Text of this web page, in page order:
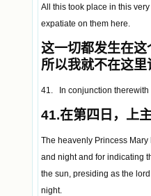
All this took place in this
expatiate on them here.
这一切都发生在
所以我就不在这里
41. In conjunction therewith
41.在第四日，上
The heavenly Princess
and night and for indicating
the sun, presiding as the
night.